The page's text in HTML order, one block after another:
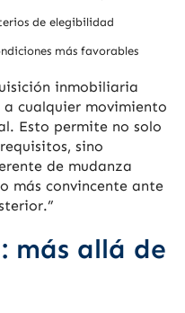
de elegibilidad
más favorables
inmobiliaria
cualquier movimiento
Esto permite no solo
sino
de mudanza
más convincente ante
más allá de